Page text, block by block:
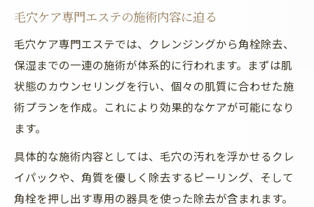
毛穴ケア専門エステの施術内容に迫る
毛穴ケア専門エステでは、クレンジングから角栓除去、
保湿までの一連の施術が体系的に行われます。まずは肌
状態のカウンセリングを行い、個々の肌質に合わせた施
術プランを作成。これにより効果的なケアが可能になり
ます。
具体的な施術内容としては、毛穴の汚れを浮かせるクレ
イパックや、角質を優しく除去するピーリング、そして
角栓を押し出す専用の器具を使った除去が含まれます。